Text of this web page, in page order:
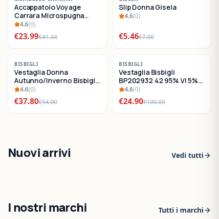
SALDI
Accappatoio Voyage
Carrara Microspugna
Cotone
4.6(0)
€23.99€41.34
SALDI
Slip Donna Gisela
4.6(0)
€5.46€7.00
-30 %
SALDI
BISBIGLI
Vestaglia Donna
Autunno/Inverno Bisbigli
BO288632
4.6(0)
€37.80€54.00
-75 %
SALDI
BISBIGLI
Vestaglia Bisbigli
BP202932 42 95% VI 5%
EA4.6(0)
€24.90€100.00
Nuovi arrivi Vedi tutti
I nostri marchi Tutti i marchi